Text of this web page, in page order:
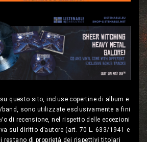
questo sito, incluse copertine di album e
sono utilizzate esclusivamente a fini
di recensione, nel rispetto delle eccezioni
sul diritto d’autore (art. 70 L. 633/1941 e
restano di proprietà dei rispettivi titolari